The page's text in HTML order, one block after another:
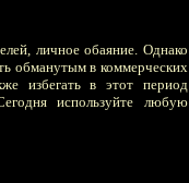
личное обаяние. Однако
обманутым в коммерческих
избегать в этот период
используйте любую